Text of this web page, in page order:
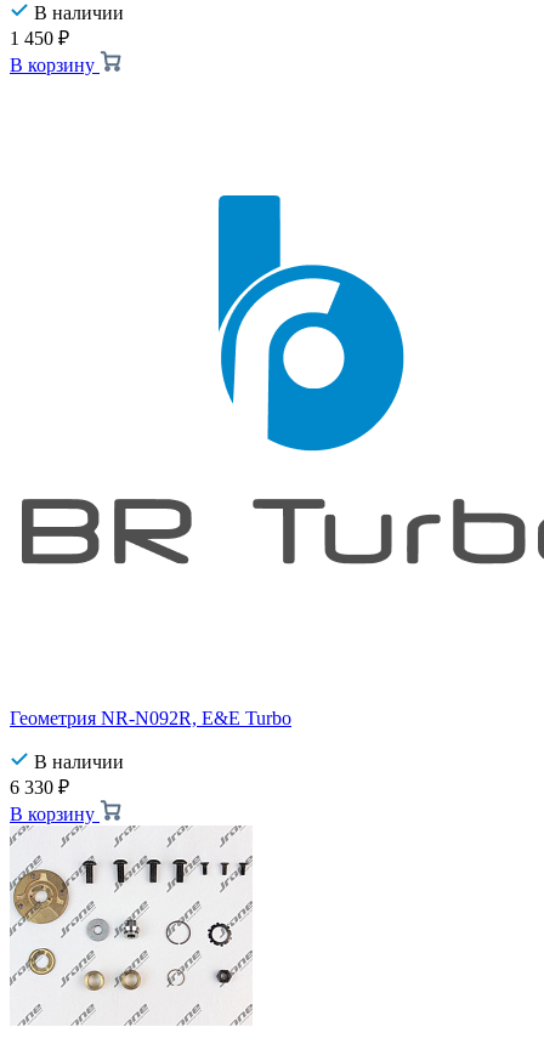
В наличии
1 450 ₽
В корзину
Геометрия NR-N092R, E&E Turbo
В наличии
6 330 ₽
В корзину